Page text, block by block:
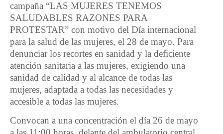
campaña “LAS MUJERES TENEMOS
SALUDABLES RAZONES PARA
PROTESTAR” con motivo del Día internacional
para la salud de las mujeres, el 28 de mayo. Para
denunciar los recortes en sanidad y la deficiente
atención sanitaria a las mujeres, exigiendo una
sanidad de calidad y al alcance de todas las
mujeres, adaptada a todas las necesidades y
accesible a todas las mujeres.
Convocan a una concentración el día 26 de mayo